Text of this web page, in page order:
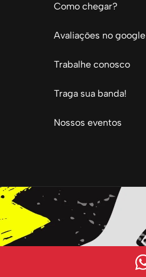
Como chegar?
Avaliações no google
Trabalhe conosco
Traga sua banda!
Nossos eventos